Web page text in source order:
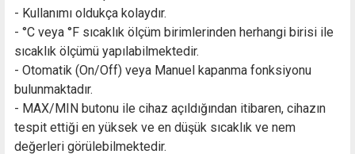
- Kullanımı oldukça kolaydır.
- °C veya °F sıcaklık ölçüm birimlerinden herhangi birisi ile
sıcaklık ölçümü yapılabilmektedir.
- Otomatik (On/Off) veya Manuel kapanma fonksiyonu
bulunmaktadır.
- MAX/MIN butonu ile cihaz açıldığından itibaren, cihazın
tespit ettiği en yüksek ve en düşük sıcaklık ve nem
değerleri görülebilmektedir.